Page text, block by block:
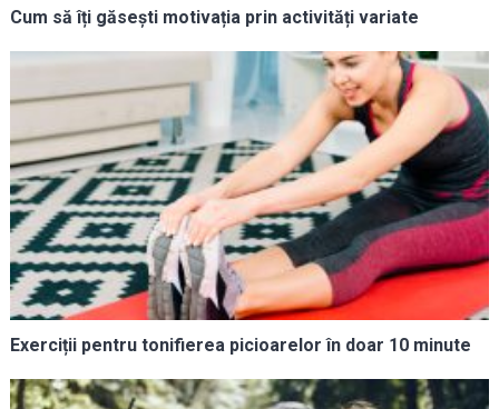
Cum să îți găsești motivația prin activități variate
Exerciții pentru tonifierea picioarelor în doar 10 minute